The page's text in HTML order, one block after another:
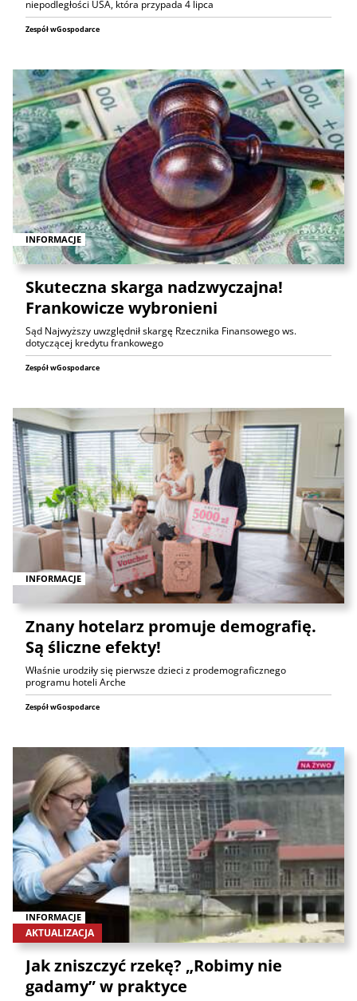
niepodległości USA, która przypada 4 lipca
Zespół wGospodarce
INFORMACJE
Skuteczna skarga nadzwyczajna!
Frankowicze wybronieni
Sąd Najwyższy uwzględnił skargę Rzecznika Finansowego ws.
dotyczącej kredytu frankowego
Zespół wGospodarce
INFORMACJE
Znany hotelarz promuje demografię.
Są śliczne efekty!
Właśnie urodziły się pierwsze dzieci z prodemograficznego
programu hoteli Arche
Zespół wGospodarce
INFORMACJE
AKTUALIZACJA
Jak zniszczyć rzekę? „Robimy nie
gadamy” w praktyce